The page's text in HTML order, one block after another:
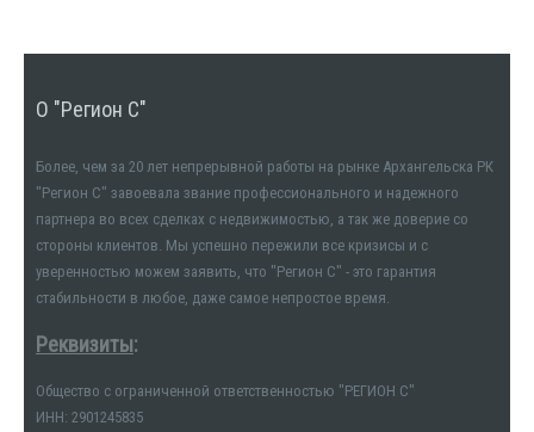
О "Регион С"
Более, чем за 20 лет непрерывной работы на рынке Архангельска РК
"Регион С" завоевала звание профессионального и надежного
партнера во всех сделках с недвижимостью, а так же доверие со
стороны клиентов. Мы успешно пережили все кризисы и с
уверенностью можем заявить, что "Регион С" - это гарантия
стабильности в любое, даже самое непростое время.
Реквизиты:
Общество с ограниченной ответственностью "РЕГИОН С"
ИНН: 2901245835